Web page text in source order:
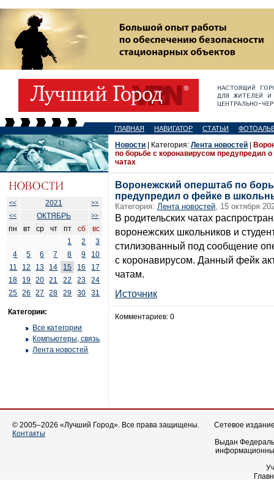
ГЛАВНАЯ НАВИГАТОР СТАТЬИ
<< 2021
>>
<<
ОКТЯБРЬ >>
пн вт ср чт пт сб
вс
1
2
3
4
5 6 7 8 9
10
11
12 13 14 15 16
17
18
19 20 21 22 23
24
25
26 27 28 29 30 31
Категории:
Все категории
Компьютеры, связь
Лента новостей
Новости | Категория: Лента новостей
по борьбе с коронавирусом предупредил
чатах
Воронежский оперштаб по
предупредил о фейке в
Категория: Лента новостей, 15 октября
В родительских чатах
воронежских школьников и
стилизованный под сообщение
с коронавирусом. Данный фейк
чатам.
Источник
Комментариев: 0
© 2005–2026 «Лучший Город». Все права защищены.
Контакты
Сетевое
Выдан